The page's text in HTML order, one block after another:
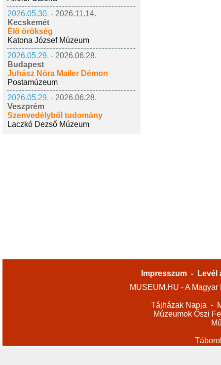
2026.05.30. - 2026.11.14.
Kecskemét
Élő örökség
Katona József Múzeum
2026.05.29. - 2026.06.28.
Budapest
Juhász Nóra Mailer Démon
Postamúzeum
2026.05.29. - 2026.06.28.
Veszprém
Szenvedélyből tudomány
Laczkó Dezső Múzeum
Impresszum -
Levél
MUSEUM.HU - A
Tájházak Napja -
Múzeumok Őszi